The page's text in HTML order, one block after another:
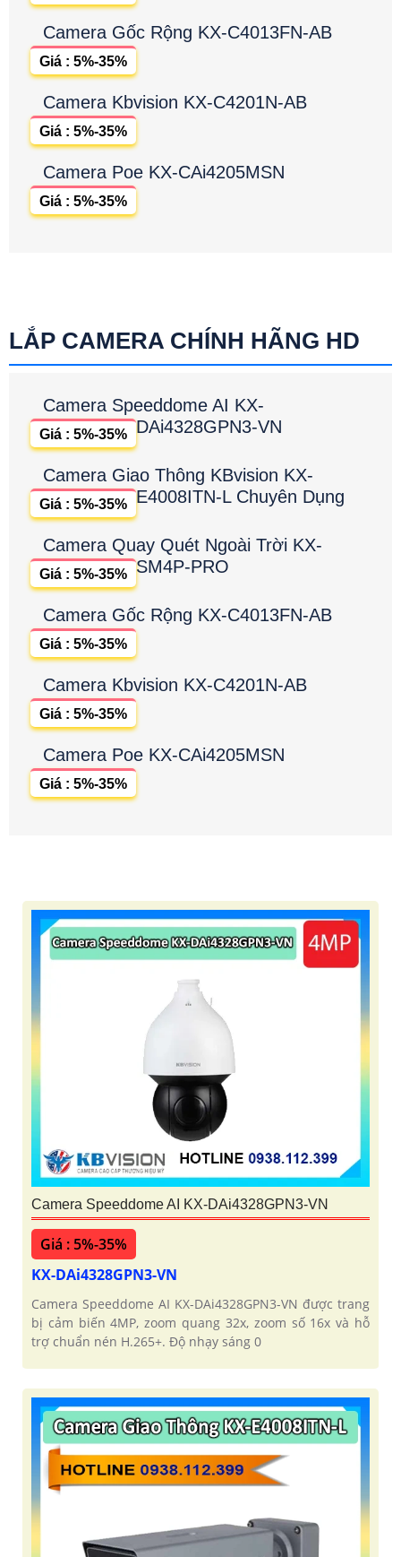
Camera Gốc Rộng KX-C4013FN-AB
Giá : 5%-35%
Camera Kbvision KX-C4201N-AB
Giá : 5%-35%
Camera Poe KX-CAi4205MSN
Giá : 5%-35%
LẮP CAMERA CHÍNH HÃNG HD
Camera Speeddome AI KX-
DAi4328GPN3-VN
Giá : 5%-35%
Camera Giao Thông KBvision KX-
E4008ITN-L Chuyên Dụng
Giá : 5%-35%
Camera Quay Quét Ngoài Trời KX-
SM4P-PRO
Giá : 5%-35%
Camera Gốc Rộng KX-C4013FN-AB
Giá : 5%-35%
Camera Kbvision KX-C4201N-AB
Giá : 5%-35%
Camera Poe KX-CAi4205MSN
Giá : 5%-35%
Camera Speeddome AI KX-DAi4328GPN3-VN
Giá : 5%-35%
KX-DAi4328GPN3-VN
Camera Speeddome AI KX-DAi4328GPN3-VN được trang
bị cảm biến 4MP, zoom quang 32x, zoom số 16x và hỗ
trợ chuẩn nén H.265+. Độ nhạy sáng 0